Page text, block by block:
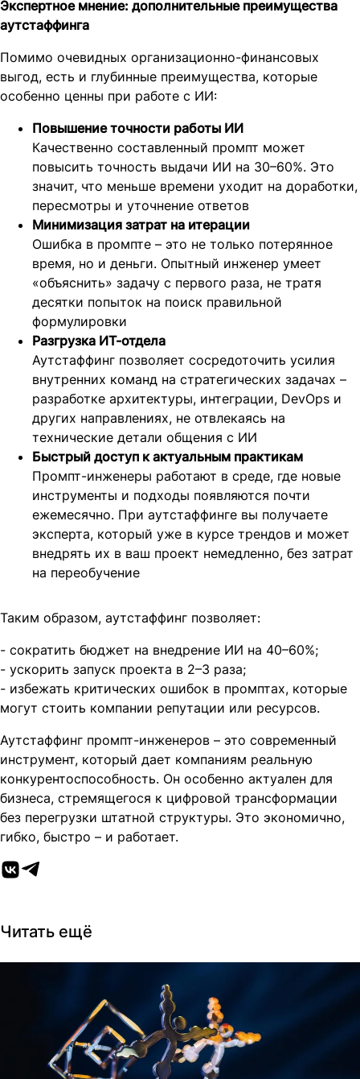
Экспертное мнение: дополнительные преимущества
аутстаффинга
Помимо очевидных организационно-финансовых
выгод, есть и глубинные преимущества, которые
особенно ценны при работе с ИИ:
Повышение точности работы ИИ
Качественно составленный промпт может
повысить точность выдачи ИИ на 30–60%. Это
значит, что меньше времени уходит на доработки,
пересмотры и уточнение ответов
Минимизация затрат на итерации
Ошибка в промпте – это не только потерянное
время, но и деньги. Опытный инженер умеет
«объяснить» задачу с первого раза, не тратя
десятки попыток на поиск правильной
формулировки
Разгрузка ИТ-отдела
Аутстаффинг позволяет сосредоточить усилия
внутренних команд на стратегических задачах –
разработке архитектуры, интеграции, DevOps и
других направлениях, не отвлекаясь на
технические детали общения с ИИ
Быстрый доступ к актуальным практикам
Промпт-инженеры работают в среде, где новые
инструменты и подходы появляются почти
ежемесячно. При аутстаффинге вы получаете
эксперта, который уже в курсе трендов и может
внедрять их в ваш проект немедленно, без затрат
на переобучение
Таким образом, аутстаффинг позволяет:
- сократить бюджет на внедрение ИИ на 40–60%;
- ускорить запуск проекта в 2–3 раза;
- избежать критических ошибок в промптах, которые
могут стоить компании репутации или ресурсов.
Аутстаффинг промпт-инженеров – это современный
инструмент, который дает компаниям реальную
конкурентоспособность. Он особенно актуален для
бизнеса, стремящегося к цифровой трансформации
без перегрузки штатной структуры. Это экономично,
гибко, быстро – и работает.
Читать ещё